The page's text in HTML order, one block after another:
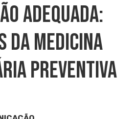
Adequada:
Da Medicina
Preventiva